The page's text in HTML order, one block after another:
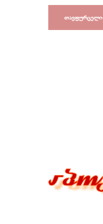
Перейти к контенту
თავფურცელი